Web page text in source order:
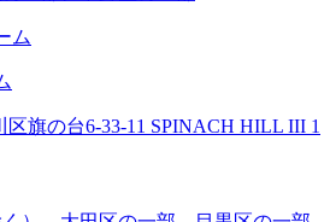
旗の台6-33-11 SPINACH HILL III 1